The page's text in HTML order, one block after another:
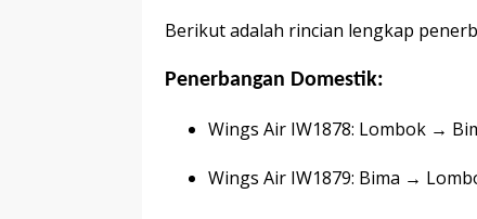
Berikut adalah rincian lengkap
Penerbangan Domestik:
Wings Air IW1878: Lombok →
Wings Air IW1879: Bima →